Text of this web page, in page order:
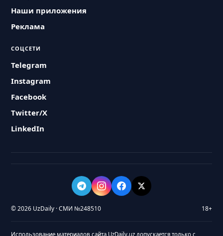
Наши приложения
Реклама
СОЦСЕТИ
Telegram
Instagram
Facebook
Twitter/X
LinkedIn
© 2026 UzDaily · СМИ №248510 18+
Использование материалов сайта UzDaily.uz допускается только с